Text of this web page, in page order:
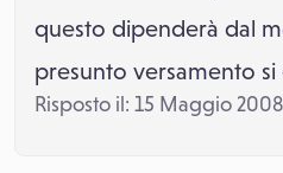
questo dipenderà dal
presunto versamento
Risposto il: 15 Maggio 2008